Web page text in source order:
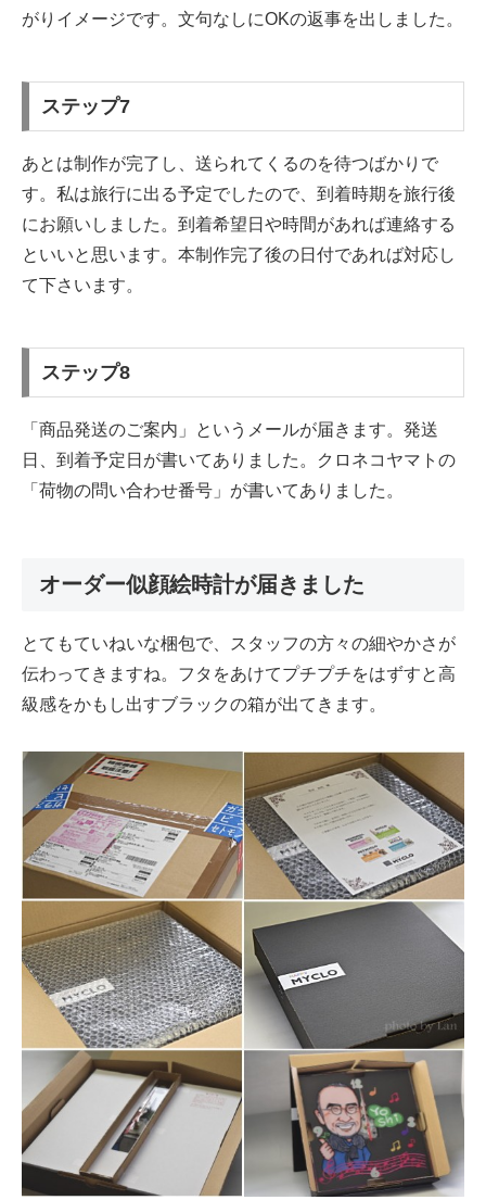
がりイメージです。文句なしにOKの返事を出しました。
ステップ7
あとは制作が完了し、送られてくるのを待つばかりで
す。私は旅行に出る予定でしたので、到着時期を旅行後
にお願いしました。到着希望日や時間があれば連絡する
といいと思います。本制作完了後の日付であれば対応し
て下さいます。
ステップ8
「商品発送のご案内」というメールが届きます。発送
日、到着予定日が書いてありました。クロネコヤマトの
「荷物の問い合わせ番号」が書いてありました。
オーダー似顔絵時計が届きました
とてもていねいな梱包で、スタッフの方々の細やかさが
伝わってきますね。フタをあけてプチプチをはずすと高
級感をかもし出すブラックの箱が出てきます。